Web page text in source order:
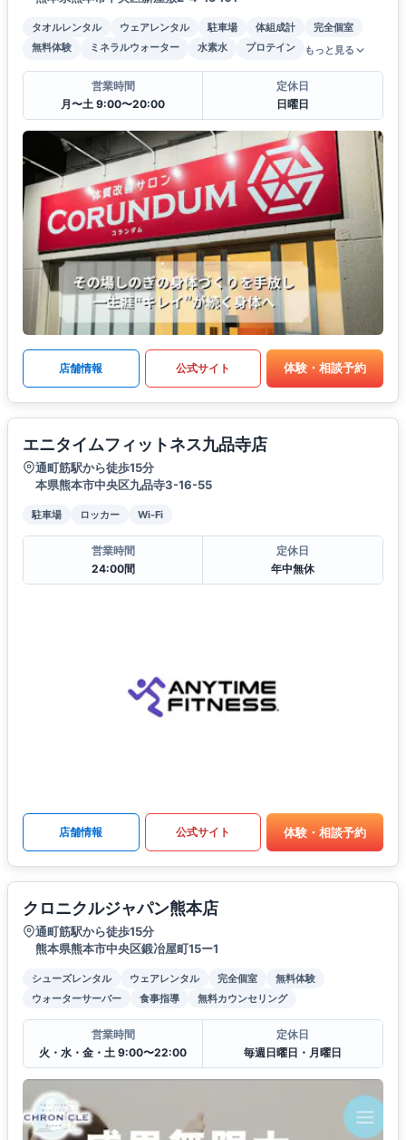
タオルレンタル ウェアレンタル 駐車場 体組成計
完全個室
無料体験
ミネラルウォーター 水素水 プロテイン もっと見る
営業時間
月〜土 9:00〜20:00
定休日
日曜日
店舗情報 公式サイト 体験・相談予約
エニタイムフィットネス九品寺店
通町筋駅から徒歩15分
本県熊本市中央区九品寺3-16-55
駐車場 ロッカー Wi-Fi
営業時間
24:00間
定休日
年中無休
店舗情報 公式サイト 体験・相談予約
クロニクルジャパン熊本店
通町筋駅から徒歩15分
熊本県熊本市中央区鍛冶屋町15ー1
シューズレンタル ウェアレンタル 完全個室
無料体験
ウォーターサーバー
食事指導 無料カウンセリング
営業時間
火・水・金・土 9:00〜22:00
定休日
毎週日曜日・月曜日